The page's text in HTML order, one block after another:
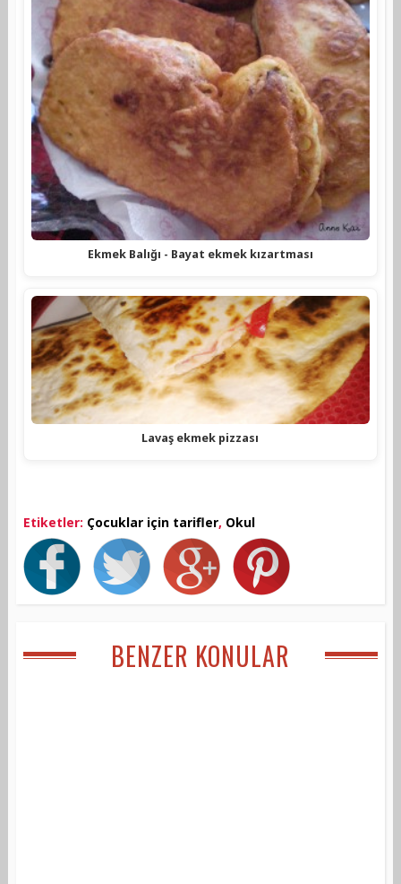
Ekmek Balığı - Bayat ekmek kızartması
Lavaş ekmek pizzası
Etiketler: Çocuklar için tarifler, Okul
BENZER KONULAR